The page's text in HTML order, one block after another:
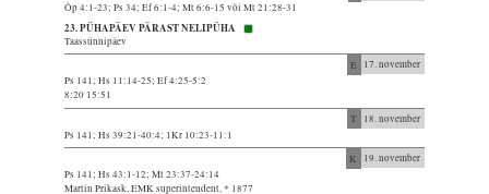
Õp 4:1-23; Ps 34; Ef 6:1-4; Mt 6:6-15 või Mt 21:28-31
23. PÜHAPÄEV PÄRAST NELIPÜHA
Taassünnipäev
E
17. november
Ps 141; Hs 11:14-25; Ef 4:25-5:2
8:20 15:51
T
18. november
Ps 141; Hs 39:21-40:4; 1Kr 10:23-11:1
K
19. november
Ps 141; Hs 43:1-12; Mt 23:37-24:14
Martin Prikask, EMK superintendent, * 1877